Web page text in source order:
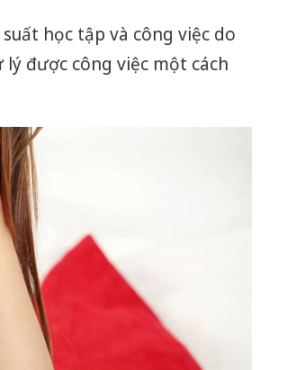
học tập và công việc do
được công việc một cách
tìm bị hại trong vụ
Quốc ra đầu thú